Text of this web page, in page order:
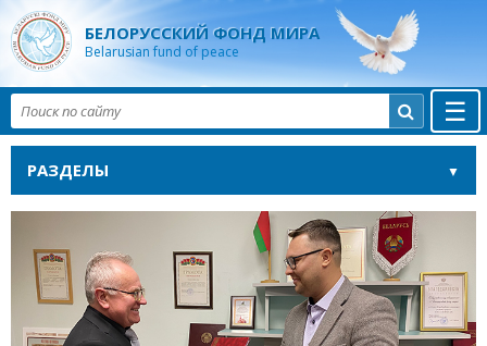
БЕЛОРУССКИЙ ФОНД МИРА
Belarusian fund of peace
☰

РАЗДЕЛЫ